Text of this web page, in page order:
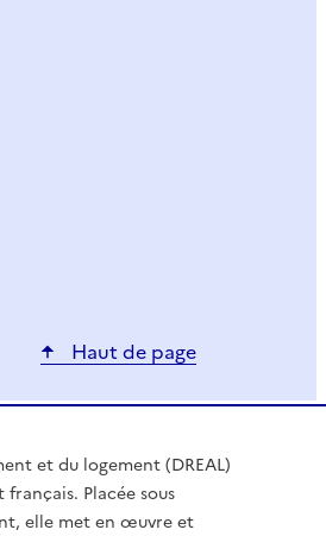
Haut de page
et du logement (DREAL)
Placée sous
elle met en œuvre et